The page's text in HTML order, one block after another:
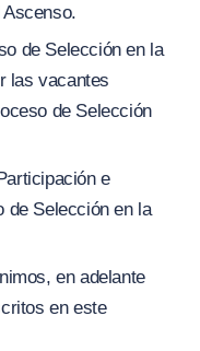
de Selección en la
las vacantes
de Selección
e
de Selección en la
en adelante
en este